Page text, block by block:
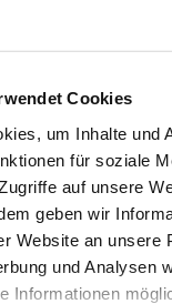
Cookies
um Inhalte und
für soziale
auf unsere
geben wir
Website an unsere
und Analysen
Informationen